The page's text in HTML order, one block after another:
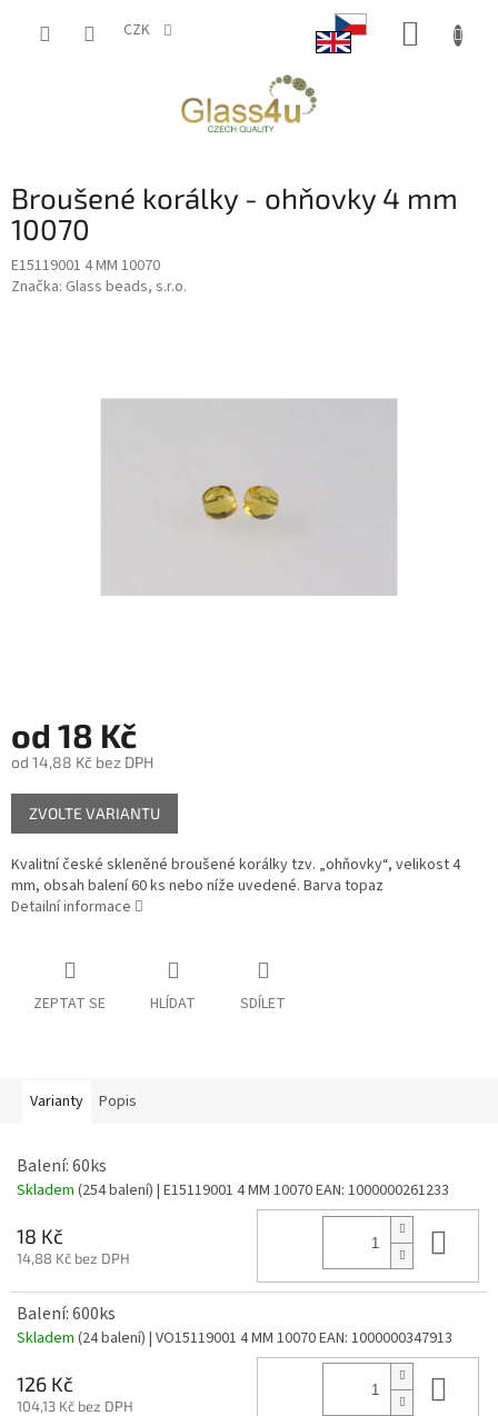
CZK
Broušené korálky - ohňovky 4 mm
10070
E15119001 4 MM 10070
Značka: Glass beads, s.r.o.
od 18 Kč
od 14,88 Kč bez DPH
Měrná
cena:
ZVOLTE VARIANTU
Kvalitní české skleněné broušené korálky tzv. „ohňovky“, velikost 4
mm, obsah balení 60 ks nebo níže uvedené. Barva topaz
Detailní informace
ZEPTAT SE HLÍDAT SDÍLET
Varianty Popis
Balení: 60ks
Skladem (254 balení) | E15119001 4 MM 10070EAN: 1000000261233
18 Kč
14,88 Kč bez DPH
Balení: 600ks
Skladem (24 balení) | VO15119001 4 MM 10070EAN: 1000000347913
126 Kč
104,13 Kč bez DPH